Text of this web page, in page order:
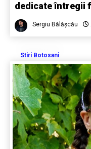
dedicate întregii
Sergiu Bălășcău
Stiri Botosani